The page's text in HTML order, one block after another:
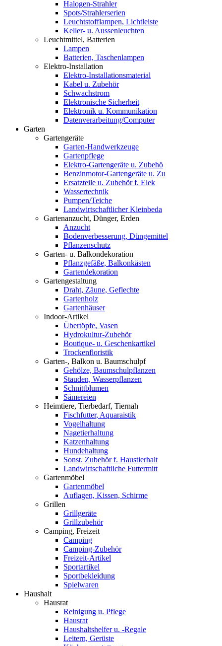
Halogen-Strahler
Spots/Strahlerserien
Leuchtstofflampen, Lichtleiste
Keller- u. Aussenleuchten
Leuchtmittel, Batterien
Lampen
Batterien, Taschenlampen
Elektro-Installation
Elektro-Installationsmaterial
Kabel u. Zubehör
Schwachstrom
Elektronische Sicherheit
Elektronik u. Kommunikation
Datenverarbeitung/Computer
Garten
Gartengeräte
Garten-Handwerkzeuge
Gartenpflege
Elektro-Gartengeräte u. Zubehö
Benzinmotor-Gartengeräte u. Zu
Ersatzteile u. Zubehör f. Elek
Wassertechnik
Pumpen/Teiche
Landwirtschaftlicher Kleinbeda
Gartenanzucht, Dünger, Erden
Anzucht
Bodenverbesserung, Düngemittel
Pflanzenschutz
Garten- u. Balkondekoration
Pflanzgefäße, Balkonkästen
Gartendekoration
Gartengestaltung
Draht, Zäune, Geflechte
Gartenholz
Gartenhäuser
Indoor-Artikel
Übertöpfe, Vasen
Hydrokultur-Zubehör
Boutique- u. Geschenkartikel
Trockenfloristik
Garten-, Balkon u. Baumschulpf
Gehölze, Baumschulpflanzen
Stauden, Wasserpflanzen
Schnittblumen
Sämereien
Heimtiere, Tierbedarf, Tiernah
Fischfutter, Aquaraistik
Vogelhaltung
Nagetierhaltung
Katzenhaltung
Hundehaltung
Sonst. Zubehör f. Haustierhalt
Landwirtschaftliche Futtermitt
Gartenmöbel
Gartenmöbel
Auflagen, Kissen, Schirme
Grillen
Grillgeräte
Grillzubehör
Camping, Freizeit
Camping
Camping-Zubehör
Freizeit-Artikel
Sportartikel
Sportbekleidung
Spielwaren
Haushalt
Hausrat
Reinigung u. Pflege
Hausrat
Haushaltshelfer u. -Regale
Leitern, Gerüste